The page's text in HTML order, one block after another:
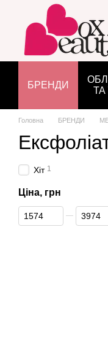
Перейти до основного
БРЕНДИ
ТА
Головна БРЕНДИ
Хіт 1
Ціна, грн
Від Ціна, грн
До Ціна, грн